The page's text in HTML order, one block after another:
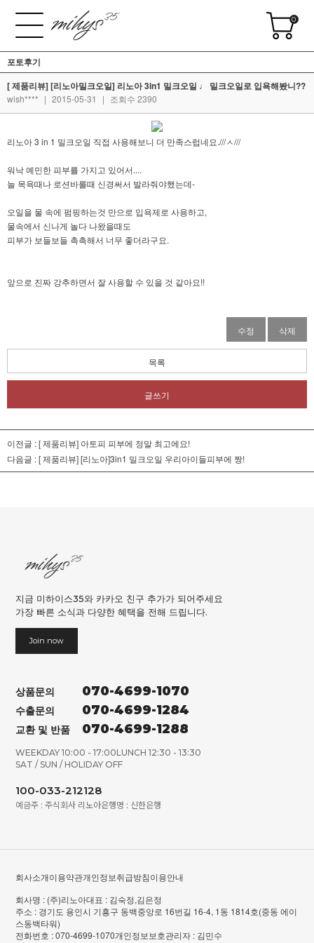
0
포토후기
[ 제품리뷰] [리노아밀크오일] 리노아 3in1 밀크오일 ♩ 밀크오일로 입욕해봤니??
wish**** | 2015-05-31 | 조회수 2390
리노아 3 in 1 밀크오일 직접 사용해보니 더 만족스럽네요.///ㅅ///
워낙 예민한 피부를 가지고 있어서....
늘 목욕때나 로션바를때 신경써서 발라줘야했는데-
오일을 물 속에 펌핑하는것 만으로 입욕제로 사용하고,
물속에서 신나게 놀다 나왔을때도
피부가 보들보들 촉촉해서 너무 좋더라구요.
앞으로 진짜 강추하면서 잘 사용할 수 있을 것 같아요!!
수정 삭제
목록
글쓰기
이전글 :[ 제품리뷰] 아토피 피부에 정말 최고에요!
다음글 :[ 제품리뷰] [리노아]3in1 밀크오일 우리아이들피부에 짱!
지금 미하이스35와 카카오 친구 추가가 되어주세요
가장 빠른 소식과 다양한 혜택을 전해 드립니다.
Join now
상품문의 070-4699-1070
수출문의 070-4699-1284
교환 및 반품 070-4699-1288
WEEKDAY 10:00 - 17:00LUNCH 12:30 - 13:30
SAT / SUN / HOLIDAY OFF
100-033-212128
예금주 : 주식회사 리노아은행명 : 신한은행
회사소개이용약관개인정보취급방침이용안내
회사명 : (주)리노아대표 : 김숙정,김은정
주소 : 경기도 용인시 기흥구 동백중앙로 16번길 16-4, 1동 1814호(중동 에이
스동백타워)
전화번호 : 070-4699-1070개인정보보호관리자 : 김민수